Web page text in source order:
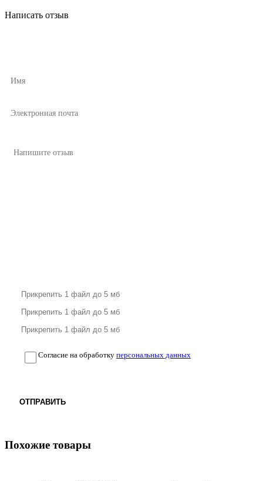
Написать отзыв
Согласие на обработку персональных данных
ОТПРАВИТЬ
Похожие товары